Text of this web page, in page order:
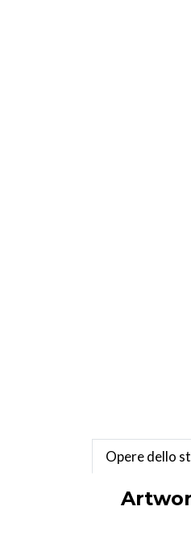
Opere dello